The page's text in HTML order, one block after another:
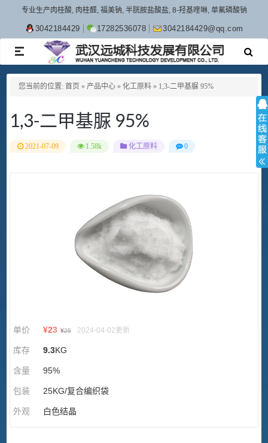
专业生产肉桂酸, 肉桂醛, 福美钠, 半胱胺盐酸盐, 8-羟基喹啉, 单氟磷酸钠
3042184429 17282536078 3042184429@qq.com
TOGGLE
NAVIGATION
您当前的位置: 首页 » 产品中心 » 化工原料 » 1,3-二甲基脲 95%
1,3-二甲基脲 95%
2021-07-09 1.58k 化工原料 0
单价 ¥23 ¥25 2024-04-02更新
库存 9.3KG
含量 95%
包装 25KG/复合编织袋
外观 白色结晶